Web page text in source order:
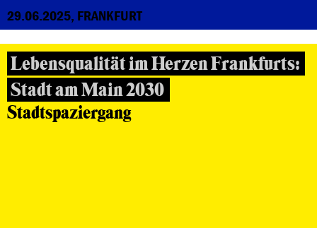
29.06.2025, FRANKFURT
Lebensqualität im Herzen Frankfurts:
Stadt am Main 2030
Stadtspaziergang